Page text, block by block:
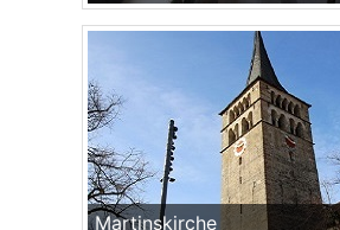
Martinskirche